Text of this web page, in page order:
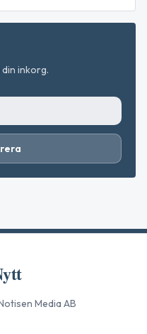
inkorg.
Media AB